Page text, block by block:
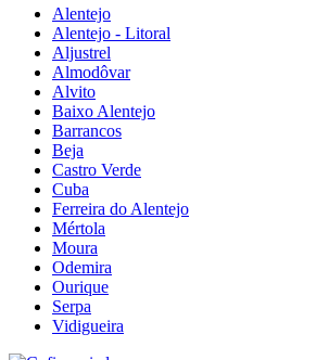
Alentejo
Alentejo - Litoral
Aljustrel
Almodôvar
Alvito
Baixo Alentejo
Barrancos
Beja
Castro Verde
Cuba
Ferreira do Alentejo
Mértola
Moura
Odemira
Ourique
Serpa
Vidigueira